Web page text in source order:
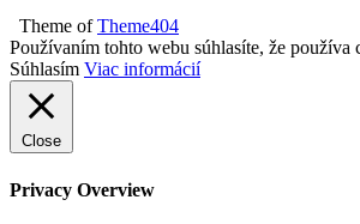
Theme ofTheme404
Používaním tohto webu súhlasíte, že používa
Súhlasím Viac informácií
Close
Privacy Overview